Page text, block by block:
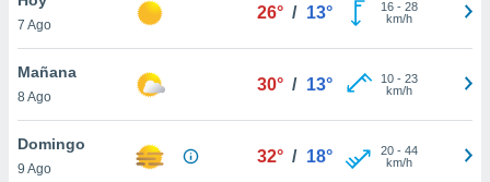
en
más
nuestra
7 Ago
26° / 13° 16- 28
km/h
Mañana
8 Ago
30° / 13° 10- 23
km/h
Domingo
9 Ago
32° / 18° 20- 44
km/h